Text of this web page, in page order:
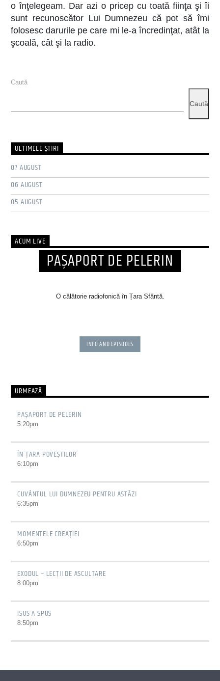
o înţelegeam. Dar azi o pricep cu toată fiinţa şi îi
sunt recunoscător Lui Dumnezeu că pot să îmi
folosesc darurile pe care mi le-a încredinţat, atât la
şcoală, cât şi la radio.
Caută
Caută
ULTIMELE ŞTIRI
07 AUGUST
06 AUGUST
05 AUGUST
ACUM LIVE
PAŞAPORT DE PELERIN
O călătorie radiofonică în Țara Sfântă.
INFO AND EPISODES
URMEAZĂ
PAŞAPORT DE PELERIN
5:20pm
ÎN ŢARA POVEŞTILOR
6:10pm
CUVÂNTUL LUI DUMNEZEU PENTRU ASTĂZI
6:35pm
MOMENTELE CREAȚIEI
6:50pm
EXODUL – LECȚII DE ASCULTARE
8:00pm
ISUS A SPUS
8:50pm